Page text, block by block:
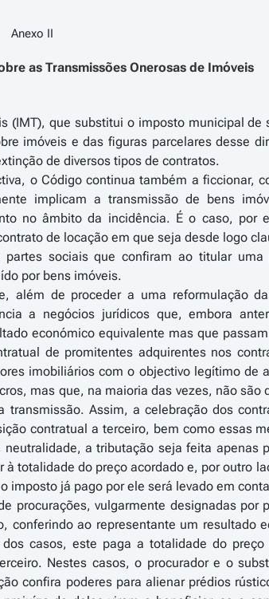
Anexo II
as Transmissões Onerosas de Imóveis
(IMT), que substitui o imposto municipal
imóveis e das figuras parcelares desse
de diversos tipos de contratos.
o Código continua também a ficcionar,
implicam a transmissão de bens
no âmbito da incidência. É o caso, por
de locação em que seja desde logo
sociais que confiram ao titular uma
por bens imóveis.
além de proceder a uma reformulação
a negócios jurídicos que, embora
económico equivalente mas que
de promitentes adquirentes nos
imobiliários com o objectivo legítimo de
mas que, na maioria das vezes, não são
Assim, a celebração dos
contratual a terceiro, bem como essas
a tributação seja feita apenas
totalidade do preço acordado e, por outro
imposto já pago por ele será levado em
procurações, vulgarmente designadas por
conferindo ao representante um resultado
casos, este paga a totalidade do preço
Nestes casos, o procurador e o
confira poderes para alienar prédios